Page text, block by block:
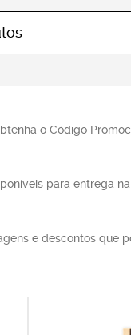
o Código
para entrega
e descontos que